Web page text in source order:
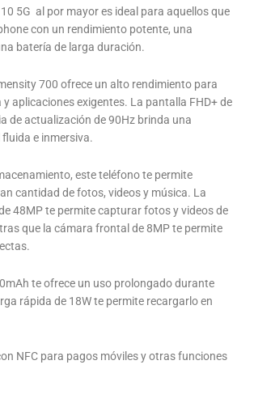
10 5G al por mayor es ideal para aquellos que
con un rendimiento potente, una
batería de larga duración.
700 ofrece un alto rendimiento para
aplicaciones exigentes. La pantalla FHD+ de
de actualización de 90Hz brinda una
e inmersiva.
este teléfono te permite
cantidad de fotos, videos y música. La
48MP te permite capturar fotos y videos de
que la cámara frontal de 8MP te permite
te ofrece un uso prolongado durante
rápida de 18W te permite recargarlo en
NFC para pagos móviles y otras funciones